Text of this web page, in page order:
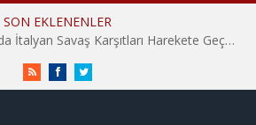
SON EKLENENLER
Hiroşima’nın 81. Yılında İtalyan Savaş Karşıtları Harekete Geçti: “Hatırlamak yeterli değil”
RSS FacebookTwitter